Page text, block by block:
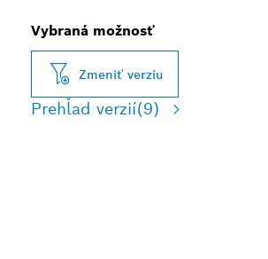
Vybraná možnosť
Zmeniť verziu
Prehľad verzií(9)